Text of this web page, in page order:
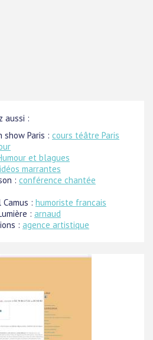
aussi :
show Paris : cours téâtre Paris
et blagues
marrantes
: conférence chantée
: humoriste francais
: arnaud
: agence artistique